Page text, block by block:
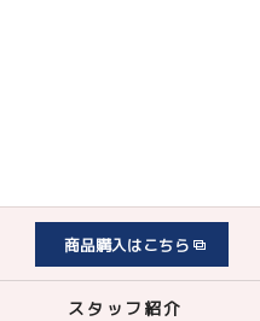
商品購入はこちら
スタッフ紹介